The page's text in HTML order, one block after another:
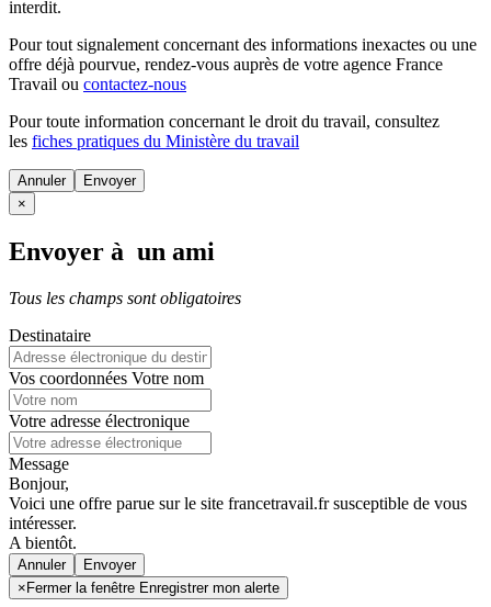
interdit.
Pour tout signalement concernant des informations inexactes ou une
offre déjà pourvue, rendez-vous auprès de votre agence France
Travail ou contactez-nous
Pour toute information concernant le droit du travail, consultez
les fiches pratiques du Ministère du travail
Annuler
×
Envoyer à un ami
Tous les champs sont obligatoires
Destinataire
Vos coordonnées Votre nom
Votre adresse électronique
Message
Bonjour,
Voici une offre parue sur le site francetravail.fr susceptible de vous
intéresser.
A bientôt.
Annuler
×Fermer la fenêtre Enregistrer mon alerte